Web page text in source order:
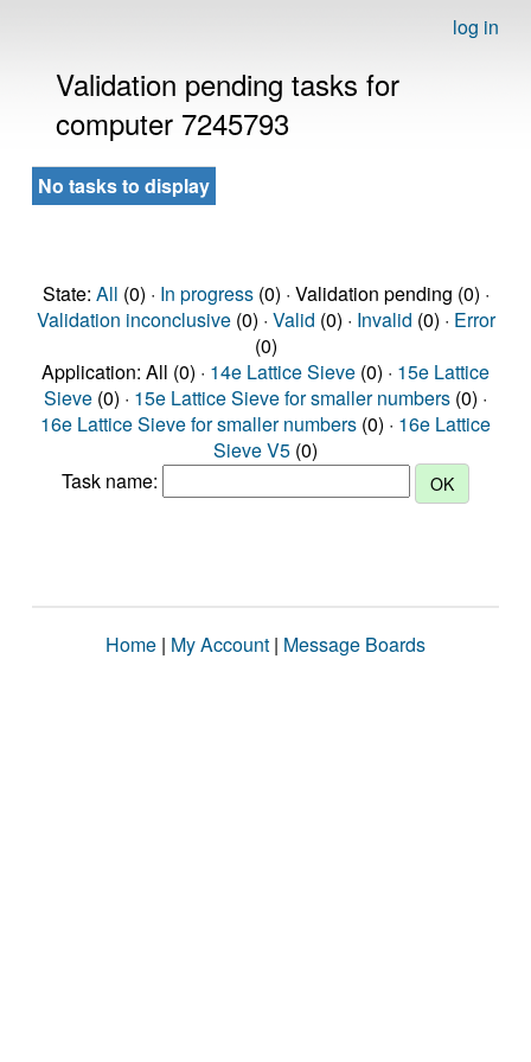
log in
Validation pending tasks for
computer 7245793
No tasks to display
State: All (0) · In progress(0) · Validation pending (0) ·
Validation inconclusive(0) · Valid (0) · Invalid (0) · Error
(0)
Application: All (0) · 14e Lattice Sieve (0) · 15e Lattice
Sieve (0) · 15e Lattice Sieve for smaller numbers (0) ·
16e Lattice Sieve for smaller numbers (0) · 16e Lattice
Sieve V5 (0)
Task name:
Home | My Account | Message Boards